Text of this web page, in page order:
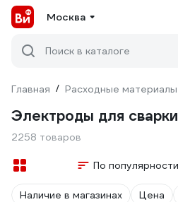
Москва
Поиск в каталоге
Главная / Расходные материалы
Электроды для
2258 товаров
По популярности
Наличие в магазинах Цена